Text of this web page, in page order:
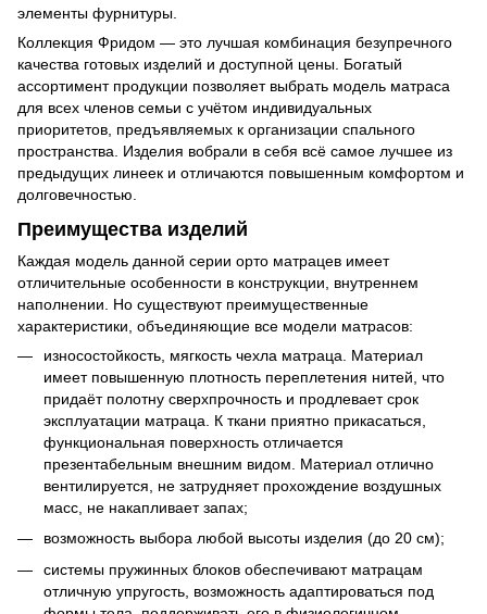
элементы фурнитуры.
Коллекция Фридом — это лучшая комбинация безупречного
качества готовых изделий и доступной цены. Богатый
ассортимент продукции позволяет выбрать модель матраса
для всех членов семьи с учётом индивидуальных
приоритетов, предъявляемых к организации спального
пространства. Изделия вобрали в себя всё самое лучшее из
предыдущих линеек и отличаются повышенным комфортом и
долговечностью.
Преимущества изделий
Каждая модель данной серии орто матрацев имеет
отличительные особенности в конструкции, внутреннем
наполнении. Но существуют преимущественные
характеристики, объединяющие все модели матрасов:
износостойкость, мягкость чехла матраца. Материал
имеет повышенную плотность переплетения нитей, что
придаёт полотну сверхпрочность и продлевает срок
эксплуатации матраца. К ткани приятно прикасаться,
функциональная поверхность отличается
презентабельным внешним видом. Материал отлично
вентилируется, не затрудняет прохождение воздушных
масс, не накапливает запах;
возможность выбора любой высоты изделия (до 20 см);
системы пружинных блоков обеспечивают матрацам
отличную упругость, возможность адаптироваться под